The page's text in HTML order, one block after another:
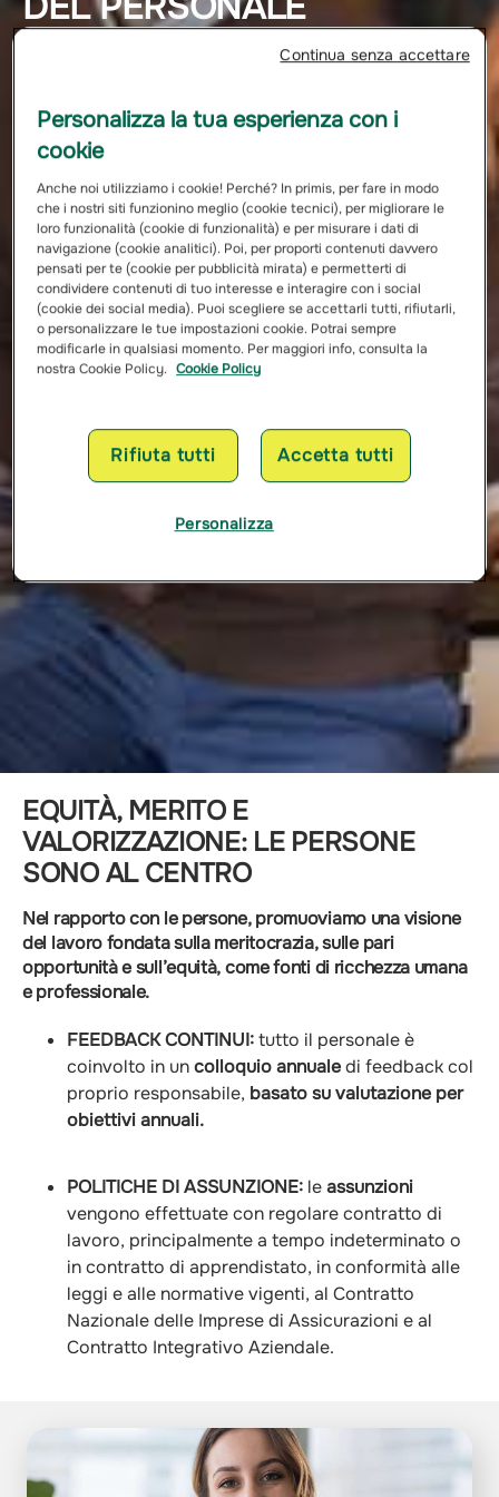
EQUITÀ, MERITO E
VALORIZZAZIONE: LE PERSONE
SONO AL CENTRO
Nel rapporto con le persone, promuoviamo una visione
del lavoro fondata sulla meritocrazia, sulle pari
opportunità e sull’equità, come fonti di ricchezza umana
e professionale.
FEEDBACK CONTINUI:tutto il personale è
coinvolto in uncolloquio annualedi feedback col
proprio responsabile, basato su valutazione per
obiettivi annuali.
POLITICHE DI ASSUNZIONE: leassunzioni
vengono effettuate con regolare contratto di
lavoro, principalmente a tempo indeterminato o
in contratto di apprendistato, in conformità alle
leggi e alle normative vigenti, al Contratto
Nazionale delle Imprese di Assicurazioni e al
Contratto Integrativo Aziendale.
Personalizza la tua esperienza con i
cookie
Anche noi utilizziamo i cookie! Perché? In primis, per fare in modo
che i nostri siti funzionino meglio (cookie tecnici), per migliorare le
loro funzionalità (cookie di funzionalità) e per misurare i dati di
navigazione (cookie analitici). Poi, per proporti contenuti davvero
pensati per te (cookie per pubblicità mirata) e permetterti di
condividere contenuti di tuo interesse e interagire con i social
(cookie dei social media). Puoi scegliere se accettarli tutti, rifiutarli,
o personalizzare le tue impostazioni cookie. Potrai sempre
modificarle in qualsiasi momento. Per maggiori info, consulta la
nostra Cookie Policy. Cookie Policy
Rifiuta tutti Accetta tutti
Personalizza
Continua senza accettare